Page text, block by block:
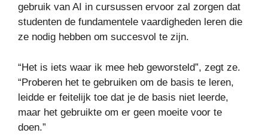
gebruik van AI in cursussen ervoor zal zorgen dat
studenten de fundamentele vaardigheden leren die
ze nodig hebben om succesvol te zijn.
“Het is iets waar ik mee heb geworsteld”, zegt ze.
“Proberen het te gebruiken om de basis te leren,
leidde er feitelijk toe dat je de basis niet leerde,
maar het gebruikte om er geen moeite voor te
doen.”